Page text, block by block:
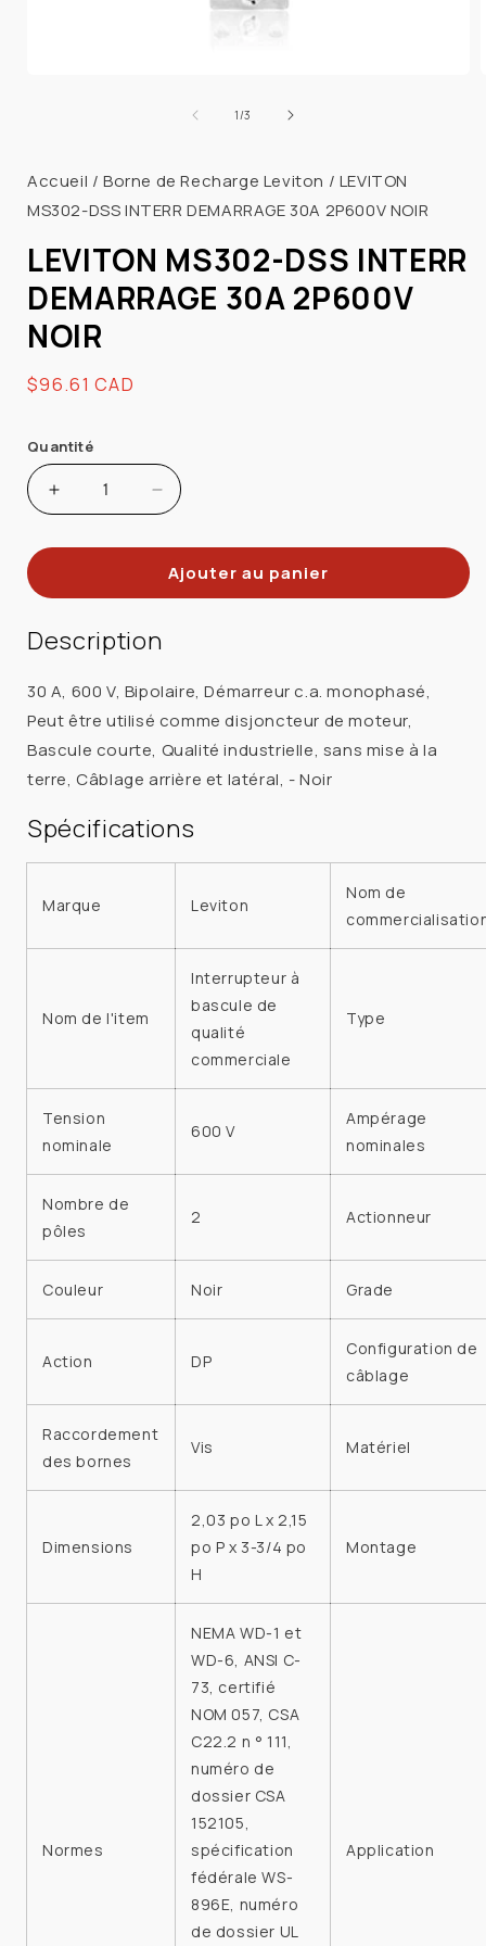
une
fenêtre
modale
1/de
3
Accueil /Borne de Recharge Leviton / LEVITON
MS302-DSS INTERR DEMARRAGE 30A 2P600V NOIR
LEVITON MS302-DSS INTERR
DEMARRAGE 30A 2P600V
NOIR
Prix
$96.61 CAD
Quantité
Augmenter
quantité
LEVITON
MS302-
DSS
INTERR
DEMARRAGE
2P600V
NOIR
Réduire
quantité
de
LEVITON
MS302-
DSS
INTERR
DEMARRAGE
2P600V
NOIR
Ajouter au panier
Description
30 A, 600 V, Bipolaire, Démarreur c.a. monophasé,
Peut être utilisé comme disjoncteur de moteur,
Bascule courte, Qualité industrielle, sans mise à la
terre, Câblage arrière et latéral, - Noir
Spécifications
Marque Leviton
Nom de
Nom de l'item
Interrupteur à
bascule de
qualité
commerciale
Type
Tension
nominale
600 V
Ampérage
nominales
Nombre de
pôles
2 Actionneur
Couleur Noir Grade
Action DP
Configuration de
câblage
Raccordement
des bornes
Vis Matériel
Dimensions
2,03 po L x 2,15
po P x 3-3/4 po
H
Montage
Normes
NEMA WD-1 et
WD-6, ANSI C-
73, certifié
NOM 057, CSA
C22.2 n ° 111,
numéro de
dossier CSA
152105,
spécification
fédérale WS-
896E, numéro
de dossier UL
Application